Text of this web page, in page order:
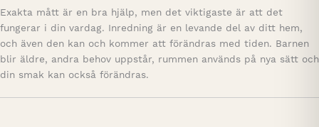
Exakta mått är en bra hjälp, men det viktigaste är att det
fungerar i din vardag. Inredning är en levande del av ditt hem,
och även den kan och kommer att förändras med tiden. Barnen
blir äldre, andra behov uppstår, rummen används på nya sätt och
din smak kan också förändras.